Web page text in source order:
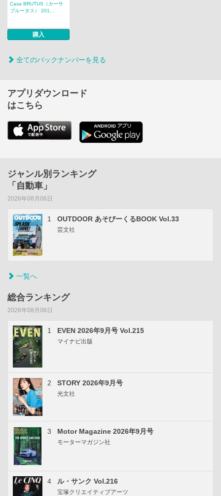
Casa BRUTUS（カーサ
ブルータス） 201...
購入
全てのバックナンバーを見る
アプリダウンロード
はこちら
ジャンル別ランキング
「自動車」
2026年08月06日
1 OUTDOOR あそびーくるBOOK Vol.33
芸文社
一覧へ
総合ランキング
2026年08月06日
1 EVEN 2026年9月号 Vol.215
マイナビ出版
2 STORY 2026年9月号
光文社
3 Motor Magazine 2026年9月号
モーターマガジン社
4 ル・サンク Vol.216
宝塚クリエイティブアーツ